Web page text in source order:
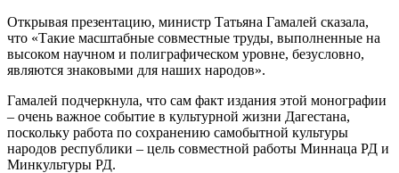
Открывая презентацию, министр Татьяна Гамалей сказала,
что «Такие масштабные совместные труды, вы­полненные на
высоком научном и по­лиграфическом уровне, безусловно,
являются знаковыми для наших наро­дов».
Гамалей подчеркнула, что сам факт издания этой монографии
– очень важное событие в культурной жизни Дагестана,
поскольку работа по сохра­нению самобытной культуры
народов республики – цель совместной работы Миннаца РД и
Минкультуры РД.